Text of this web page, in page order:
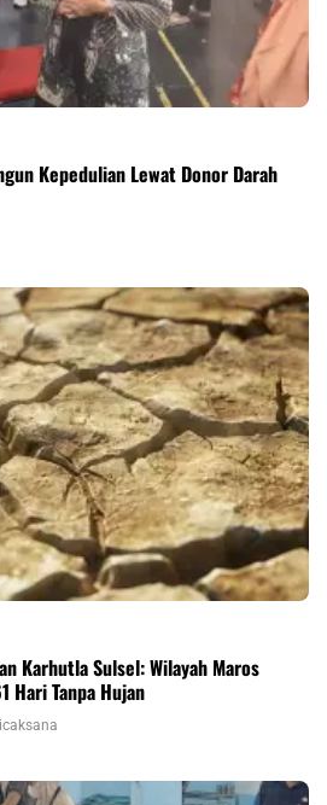
Kepedulian Lewat Donor Darah
Karhutla Sulsel: Wilayah Maros
Hari Tanpa Hujan